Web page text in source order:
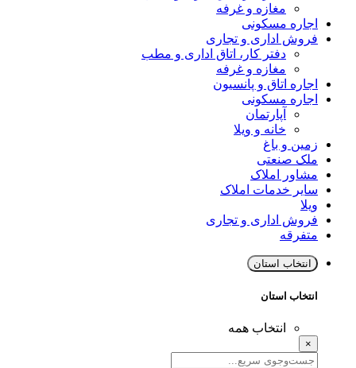
مغازه و غرفه
اجاره مسکونی
فروش اداری و تجاری
دفتر کار، اتاق اداری و مطب
مغازه و غرفه
اجاره اتاق و پانسیون
اجاره مسکونی
آپارتمان
خانه و ویلا
زمین و باغ
ملک صنعتی
مشاور املاک
سایر خدمات املاک
ویلا
فروش اداری و تجاری
متفرقه
انتخاب استان
انتخاب استان
انتخاب همه
×